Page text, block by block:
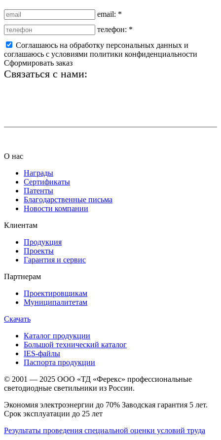
email: *
телефон: *
Соглашаюсь на обработку персональных данных и
соглашаюсь с условиями политики конфиденциальности
Сформировать заказ
Связаться с нами:
О нас
Награды
Сертификаты
Патенты
Благодарственные письма
Новости компании
Клиентам
Продукция
Проекты
Гарантия и сервис
Партнерам
Проектировщикам
Муниципалитетам
Скачать
Каталог продукции
Большой технический каталог
IES-файлы
Паспорта продукции
© 2001 — 2025 ООО «ТД «Ферекс» профессиональные
светодиодные светильники из России.
Экономия электроэнергии до 70% Заводская гарантия 5 лет.
Срок эксплуатации до 25 лет
Результаты проведения специальной оценки условий труда